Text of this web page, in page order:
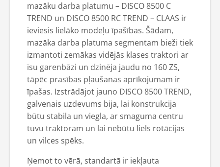
mazāku darba platumu – DISCO 8500 C
TREND un DISCO 8500 RC TREND – CLAAS ir
ieviesis lielāko modeļu īpašības. Šādam,
mazāka darba platuma segmentam bieži tiek
izmantoti zemākas vidējās klases traktori ar
īsu garenbāzi un dzinēja jaudu no 160 ZS,
tāpēc prasības pļaušanas aprīkojumam ir
īpašas. Izstrādājot jauno DISCO 8500 TREND,
galvenais uzdevums bija, lai konstrukcija
būtu stabila un viegla, ar smaguma centru
tuvu traktoram un lai nebūtu liels rotācijas
un vilces spēks.
Ņemot to vērā, standartā ir iekļauta